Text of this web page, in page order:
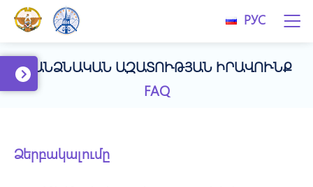
РУС
1. ԱՆՁՆԱԿԱՆ ԱԶԱՏՈՒԹՅԱՆ ԻՐԱՎՈՒՆՔ
FAQ
Ձերբակալումը